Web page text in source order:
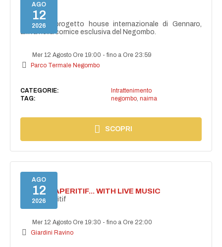
AGO
12
2026
NAIMA
NAIMA, il progetto house internazionale di Gennaro,
arriva nella cornice esclusiva del Negombo.
Mer 12 Agosto Ore 19:00 -fino a Ore 23:59
Parco Termale Negombo
CATEGORIE:
Intrattenimento
TAG:
negombo, naima
SCOPRI
AGO
12
2026
SECRET APERITIF... WITH LIVE MUSIC
Secret aperitif
Mer 12 Agosto Ore 19:30 -fino a Ore 22:00
Giardini Ravino